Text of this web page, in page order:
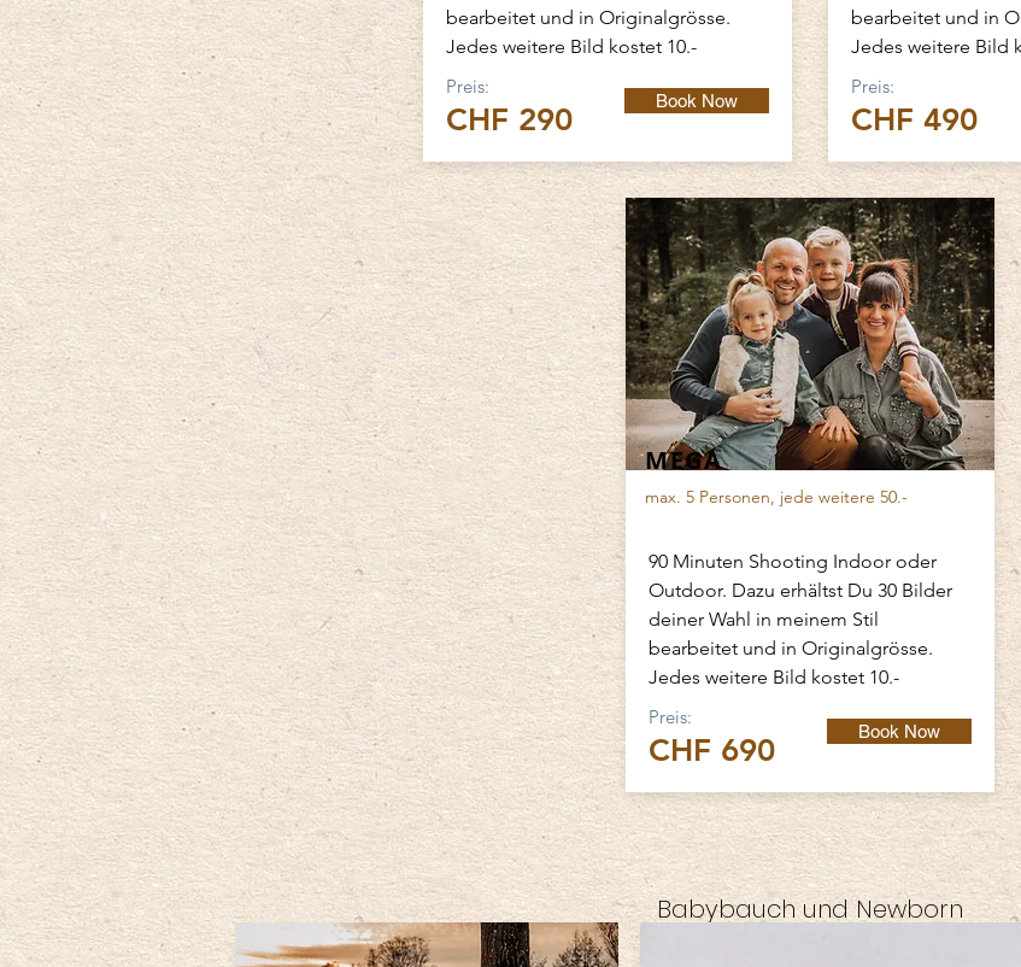
bearbeitet und in Originalgrösse.
Jedes weitere Bild kostet 10.-
Preis:
CHF 290
Book Now
bearbeitet und in
Jedes weitere Bild
Preis:
CHF 490
MEGA
max. 5 Personen, jede weitere 50.-
90 Minuten Shooting Indoor oder
Outdoor. Dazu erhältst Du 30 Bilder
deiner Wahl in meinem Stil
bearbeitet und in Originalgrösse.
Jedes weitere Bild kostet 10.-
Preis:
CHF 690
Book Now
Babybauch und Newborn